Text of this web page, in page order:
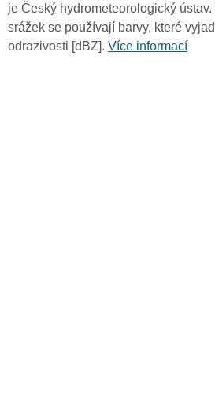
je Český hydrometeorologický
srážek se používají barvy, které
odrazivosti [dBZ]. Více informací